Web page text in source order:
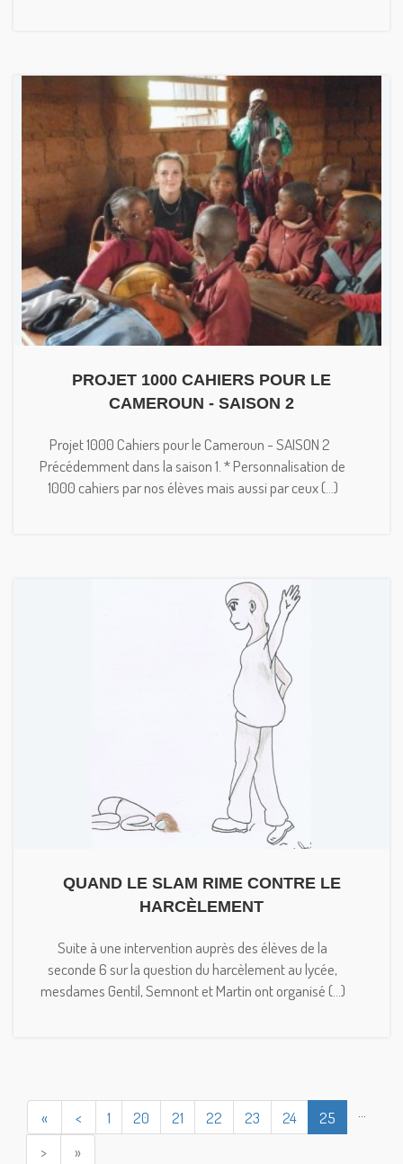
PROJET 1000 CAHIERS POUR LE
CAMEROUN - SAISON 2
Projet 1000 Cahiers pour le Cameroun - SAISON 2
Précédemment dans la saison 1. * Personnalisation de
1000 cahiers par nos élèves mais aussi par ceux (...)
QUAND LE SLAM RIME CONTRE LE
HARCÈLEMENT
Suite à une intervention auprès des élèves de la
seconde 6 sur la question du harcèlement au lycée,
mesdames Gentil, Semnont et Martin ont organisé (...)
« < 1 20 21 22 23 24
25
>
»